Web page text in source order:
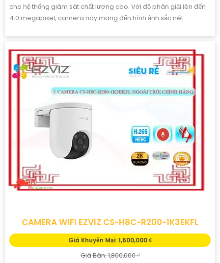
CAMERA ỐNG KÍNH KÉP EZVIZ CS-H90-R100-
8H44WKFL
Giá Khuyến Mại: 2,400,000 ₫
CS-H90-R100-8H44WKFL Camera Với độ phân giải cao
(4MP+4MP) một camera ống kính cố định và một camera ống
kính PTZ quay xoay 360 độ và khả năng kết nối internet đàm
thoại 2 chiều hình ảnh sắc nét cả ban đêm lẫn ban ngày dễ dàng
lắp đặt và sử dụng cho gia đình và văn phòng Camera an ninh
không dây CS-H90-R100-8H44WKFL mang đến sự an toàn và